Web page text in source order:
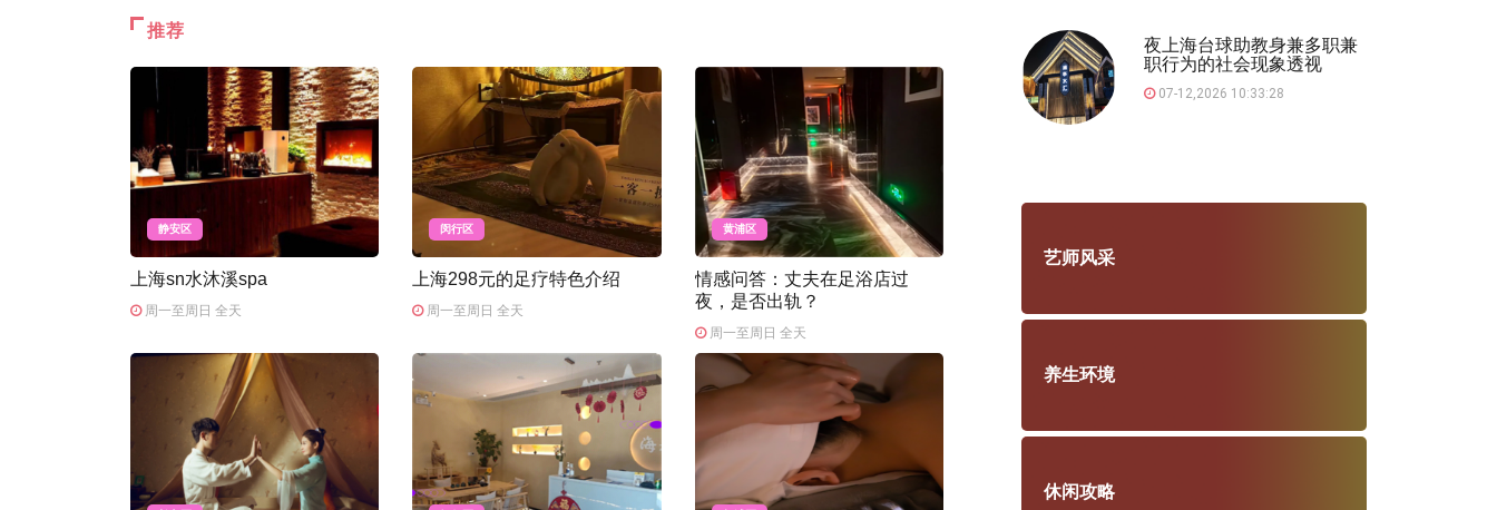
推荐
静安区
上海sn水沐溪spa
周一至周日 全天
闵行区
上海298元的足疗特色介绍
周一至周日 全天
黄浦区
情感问答：丈夫在足浴店过
夜，是否出轨？
周一至周日 全天
夜上海台球助教身兼多职兼
职行为的社会现象透视
07-12,2026 10:33:28
艺师风采
养生环境
休闲攻略